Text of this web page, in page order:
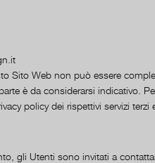
Sito Web non può essere
è da considerarsi indicativo.
policy dei rispettivi servizi terzi
gli Utenti sono invitati a